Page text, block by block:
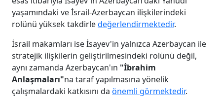
yaşamındaki ve İsrail-Azerbaycan ilişkilerindeki
rolünü yüksek takdirledeğerlendirmektedir.
İsrail makamları ise İsayev'in yalnızca Azerbaycan ile
stratejik ilişkilerin geliştirilmesindeki rolünü değil,
aynı zamanda Azerbaycan'ın "İbrahim
Anlaşmaları"na taraf yapılmasına yönelik
çalışmalardaki katkısını da önemli görmektedir.